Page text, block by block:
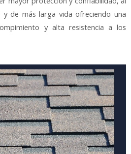
de más larga vida ofreciendo una
y alta resistencia a los